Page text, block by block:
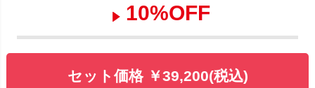
10%OFF
セット価格 ￥39,200(税込)